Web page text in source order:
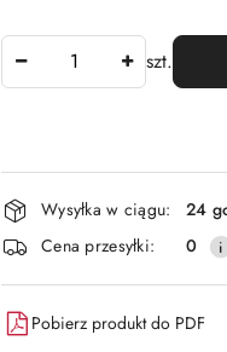
szt.
Dostępność
i
dostawa
Wysyłka w ciągu:
24
Cena przesyłki:
0
Pobierz produkt do PDF